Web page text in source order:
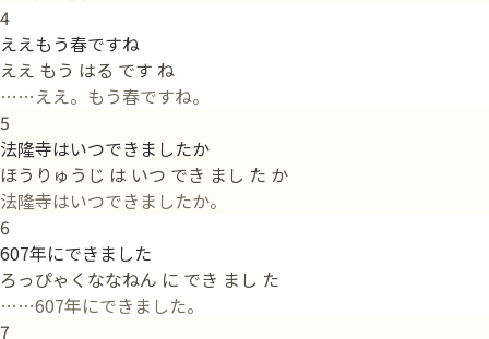
4
ええもう春ですね
ええ もう はる です ね
……ええ。もう春ですね。
5
法隆寺はいつできましたか
ほうりゅうじ は いつ でき まし た か
法隆寺はいつできましたか。
6
607年にできました
ろっぴゃくななねん に でき まし た
……607年にできました。
7